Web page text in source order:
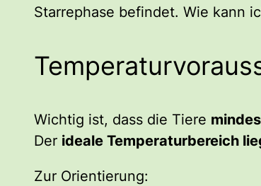
Starrephase befindet. Wie kann
Wichtig ist, dass die Tiere
Der ideale Temperaturbereich
Zur Orientierung: